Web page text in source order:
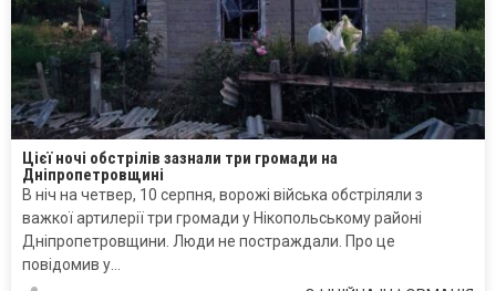
Цієї ночі обстрілів зазнали три громади на
Дніпропетровщині
В ніч на четвер, 10 серпня, ворожі війська обстріляли з
важкої артилерії три громади у Нікопольському районі
Дніпропетровщини. Люди не постраждали. Про це
повідомив у…